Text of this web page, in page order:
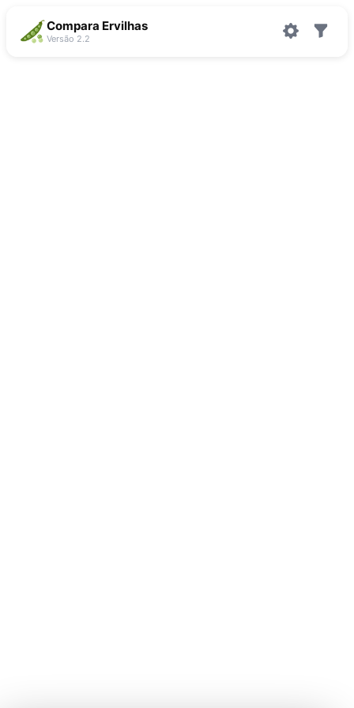
Compara Ervilhas
Versão 2.2